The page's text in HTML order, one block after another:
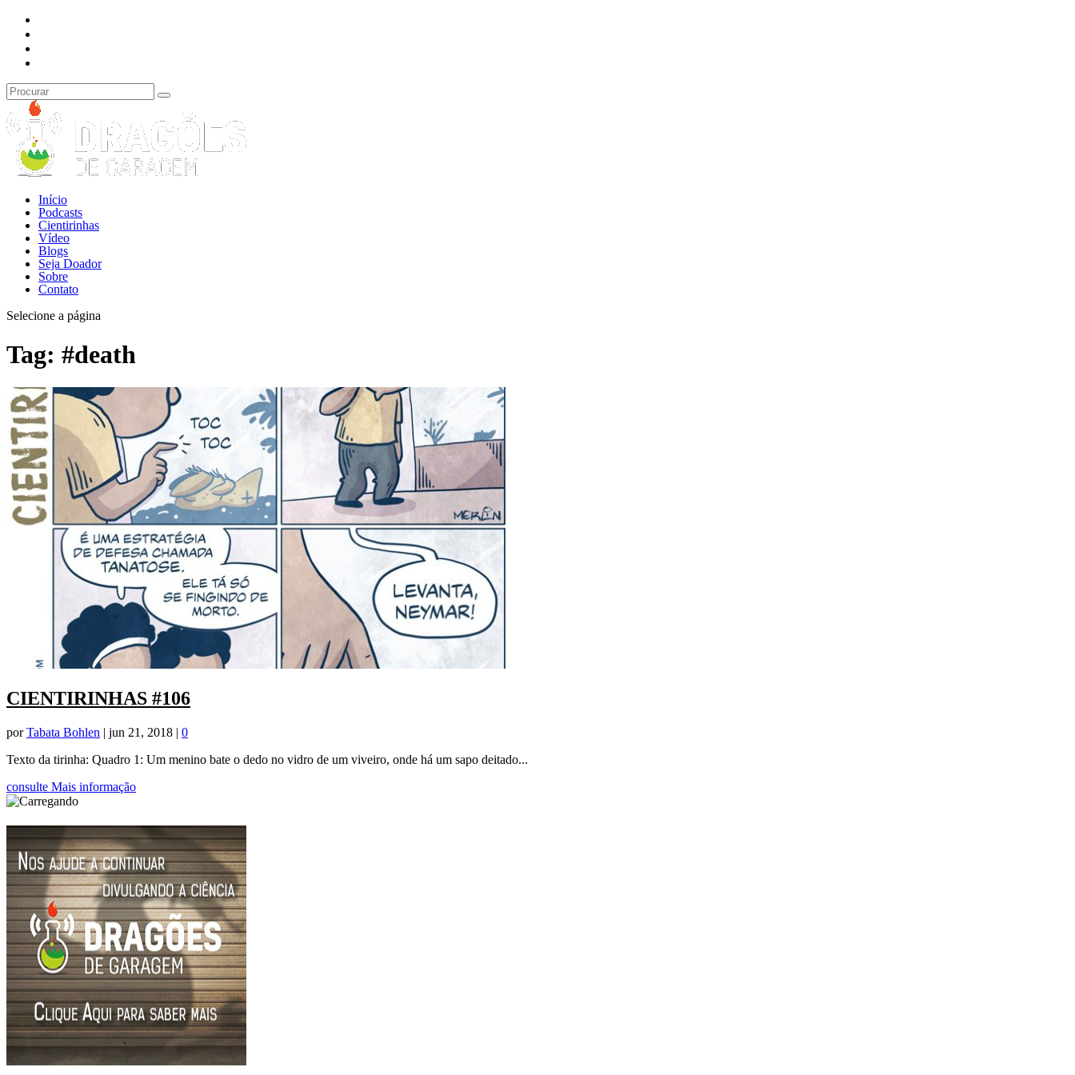
Início
Podcasts
Cientirinhas
Vídeo
Blogs
Seja Doador
Sobre
Contato
Selecione a página
Tag: #death
CIENTIRINHAS #106
porTabata Bohlen | jun 21, 2018 | 0
Texto da tirinha: Quadro 1: Um menino bate o dedo no vidro de um viveiro, onde há um sapo deitado...
consulte Mais informação